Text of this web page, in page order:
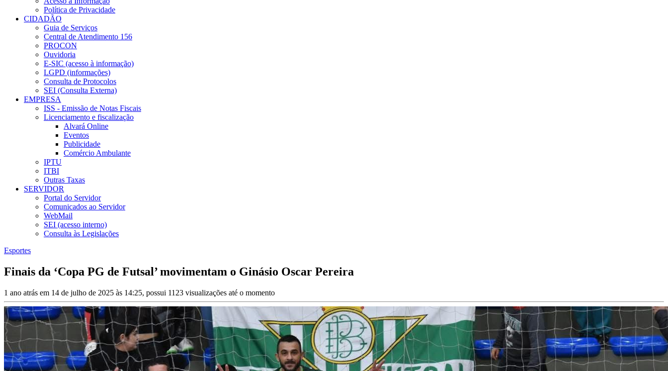
Política de Privacidade
CIDADÃO
Guia de Serviços
Central de Atendimento 156
PROCON
Ouvidoria
E-SIC (acesso à informação)
LGPD (informações)
Consulta de Protocolos
SEI (Consulta Externa)
EMPRESA
ISS - Emissão de Notas Fiscais
Licenciamento e fiscalização
Alvará Online
Eventos
Publicidade
Comércio Ambulante
IPTU
ITBI
Outras Taxas
SERVIDOR
Portal do Servidor
Comunicados ao Servidor
WebMail
SEI (acesso interno)
Consulta às Legislações
Esportes
Finais da ‘Copa PG de Futsal’ movimentam o Ginásio Oscar Pereira
1 ano atrás em 14 de julho de 2025 às 14:25, possui 1123 visualizações até o momento